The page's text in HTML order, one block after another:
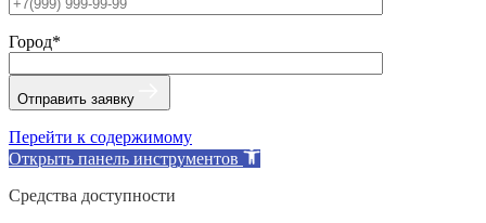
Город*
Отправить заявку
Перейти к содержимому
Открыть панель инструментов
Средства доступности